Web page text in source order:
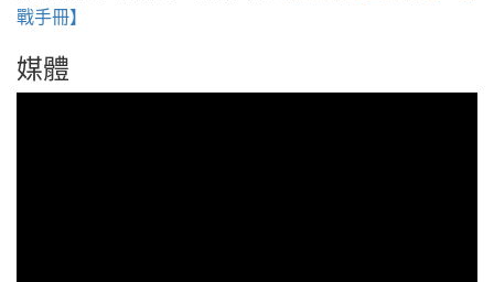
戰手冊】
媒體